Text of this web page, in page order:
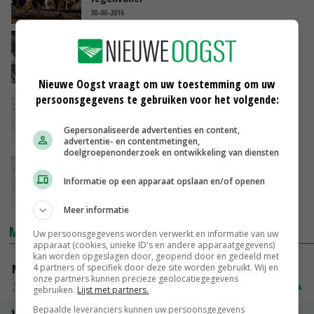
30-06-2016
Fosfaatproductie hoger dan verwacht
Consument door zuivel en graan goedkoop
15-06-2016
uit
MARKTPRIJZEN
Magere melkpoeder
Zuivel NL
Nieuwe Oogst vraagt om uw toestemming om uw
persoonsgegevens te gebruiken voor het volgende:
Gepersonaliseerde advertenties en content,
advertentie- en contentmetingen,
doelgroepenonderzoek en ontwikkeling van diensten
Informatie op een apparaat opslaan en/of openen
Meer informatie
Uw persoonsgegevens worden verwerkt en informatie van uw
apparaat (cookies, unieke ID's en andere apparaatgegevens)
kan worden opgeslagen door, geopend door en gedeeld met
4 partners of specifiek door deze site worden gebruikt. Wij en
onze partners kunnen precieze geolocatiegegevens
gebruiken. Lijst met partners.
Bepaalde leveranciers kunnen uw persoonsgegevens